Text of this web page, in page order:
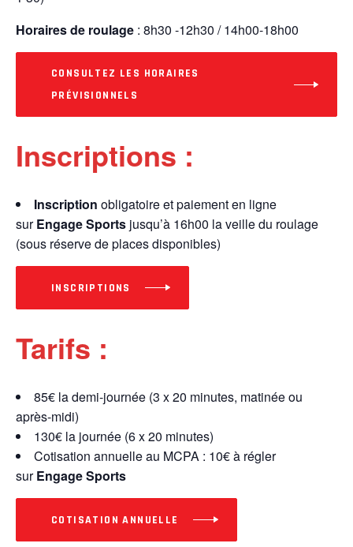
Horaires de roulage : 8h30 -12h30 / 14h00-18h00
CONSULTEZ LES HORAIRES
PRÉVISIONNELS
Inscriptions :
Inscription obligatoire et paiement en ligne
surEngage Sports jusqu’à 16h00 la veille du roulage
(sous réserve de places disponibles)
INSCRIPTIONS
Tarifs :
85€ la demi-journée (3 x 20 minutes, matinée ou
après-midi)
130€ la journée (6 x 20 minutes)
Cotisation annuelle au MCPA : 10€ à régler
surEngage Sports
COTISATION ANNUELLE